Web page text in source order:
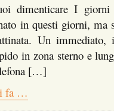
dimenticare I
in questi giorni, ma
Un immediato,
in zona sterno e
[…]
fa …